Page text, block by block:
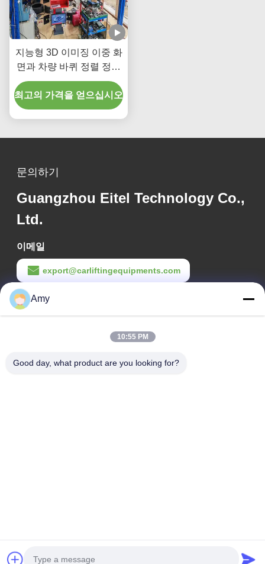
지능형 3D 이미징 이중 화
면과 차량 바퀴 정렬 정확
성을 위한 실시간 추적
최고의 가격을 얻으십시오
문의하기
Guangzhou Eitel Technology Co.,
Ltd.
이메일
export@carliftingequipments.com
작업 시간
09:00-18:00
회사 주소
개인 정보 정책
Amy
10:55 PM
Good day, what product are you looking for?